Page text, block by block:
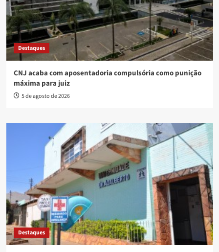
Destaques
CNJ acaba com aposentadoria compulsória como punição
máxima para juiz
5 de agosto de 2026
Destaques